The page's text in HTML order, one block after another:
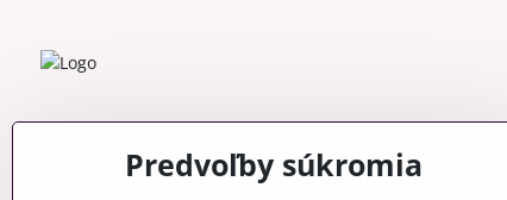
Predvoľby súkromia